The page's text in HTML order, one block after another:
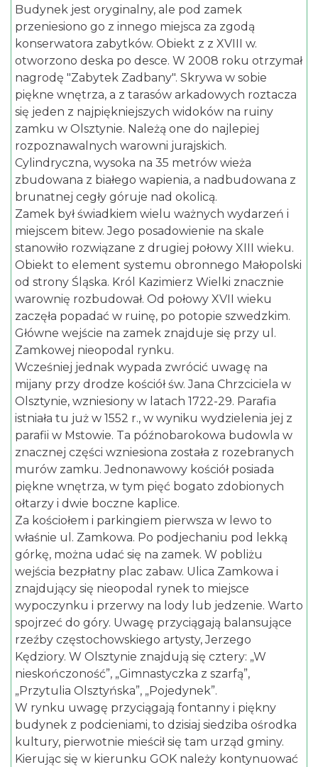
Budynek jest oryginalny, ale pod zamek
przeniesiono go z innego miejsca za zgodą
konserwatora zabytków. Obiekt z z XVIII w.
otworzono deska po desce. W 2008 roku otrzymał
nagrodę "Zabytek Zadbany". Skrywa w sobie
piękne wnętrza, a z tarasów arkadowych roztacza
się jeden z najpiękniejszych widoków na ruiny
zamku w Olsztynie. Należą one do najlepiej
rozpoznawalnych warowni jurajskich.
Cylindryczna, wysoka na 35 metrów wieża
zbudowana z białego wapienia, a nadbudowana z
brunatnej cegły góruje nad okolicą.
Zamek był świadkiem wielu ważnych wydarzeń i
miejscem bitew. Jego posadowienie na skale
stanowiło rozwiązane z drugiej połowy XIII wieku.
Obiekt to element systemu obronnego Małopolski
od strony Śląska. Król Kazimierz Wielki znacznie
warownię rozbudował. Od połowy XVII wieku
zaczęła popadać w ruinę, po potopie szwedzkim.
Główne wejście na zamek znajduje się przy ul.
Zamkowej nieopodal rynku.
Wcześniej jednak wypada zwrócić uwagę na
mijany przy drodze kościół św. Jana Chrzciciela w
Olsztynie, wzniesiony w latach 1722-29. Parafia
istniała tu już w 1552 r., w wyniku wydzielenia jej z
parafii w Mstowie. Ta późnobarokowa budowla w
znacznej części wzniesiona została z rozebranych
murów zamku. Jednonawowy kościół posiada
piękne wnętrza, w tym pięć bogato zdobionych
ołtarzy i dwie boczne kaplice.
Za kościołem i parkingiem pierwsza w lewo to
właśnie ul. Zamkowa. Po podjechaniu pod lekką
górkę, można udać się na zamek. W pobliżu
wejścia bezpłatny plac zabaw. Ulica Zamkowa i
znajdujący się nieopodal rynek to miejsce
wypoczynku i przerwy na lody lub jedzenie. Warto
spojrzeć do góry. Uwagę przyciągają balansujące
rzeźby częstochowskiego artysty, Jerzego
Kędziory. W Olsztynie znajdują się cztery: „W
nieskończoność”, „Gimnastyczka z szarfą”,
„Przytulia Olsztyńska”, „Pojedynek”.
W rynku uwagę przyciągają fontanny i piękny
budynek z podcieniami, to dzisiaj siedziba ośrodka
kultury, pierwotnie mieścił się tam urząd gminy.
Kierując się w kierunku GOK należy kontynuować